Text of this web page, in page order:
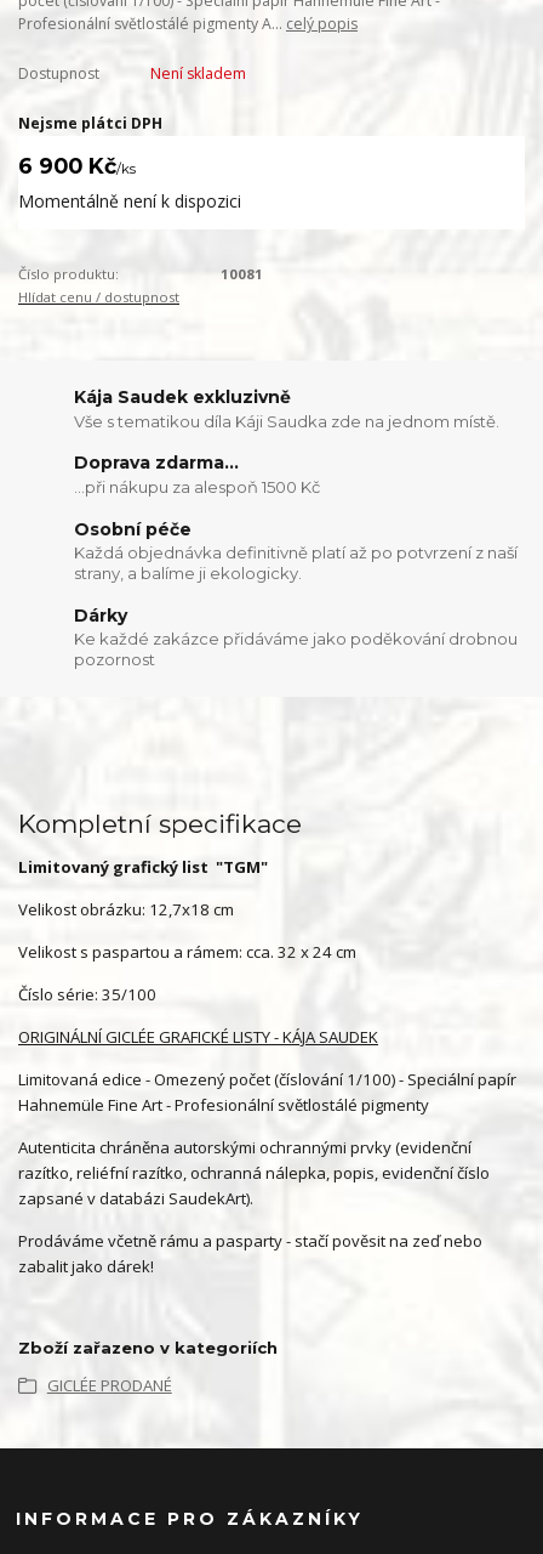
Profesionální světlostálé pigmenty A... celý popis
Dostupnost Není skladem
Nejsme plátci DPH
6 900 Kč/ks
Momentálně není k dispozici
Číslo produktu:
10081
Hlídat cenu / dostupnost
Kája Saudek exkluzivně
Vše s tematikou díla Káji Saudka zde na jednom místě.
Doprava zdarma...
...při nákupu za alespoň 1500 Kč
Osobní péče
Každá objednávka definitivně platí až po potvrzení z naší
strany, a balíme ji ekologicky.
Dárky
Ke každé zakázce přidáváme jako poděkování drobnou
pozornost
Kompletní specifikace
Limitovaný grafický list "TGM"
Velikost obrázku: 12,7x18 cm
Velikost s paspartou a rámem: cca. 32 x 24 cm
Číslo série: 35/100
ORIGINÁLNÍ GICLÉE GRAFICKÉ LISTY - KÁJA SAUDEK
Limitovaná edice - Omezený počet (číslování 1/100) - Speciální papír
Hahnemüle Fine Art - Profesionální světlostálé pigmenty
Autenticita chráněna autorskými ochrannými prvky (evidenční
razítko, reliéfní razítko, ochranná nálepka, popis, evidenční číslo
zapsané v databázi SaudekArt).
Prodáváme včetně rámu a pasparty - stačí pověsit na zeď nebo
zabalit jako dárek!
Zboží zařazeno v kategoriích
GICLÉE PRODANÉ
INFORMACE PRO ZÁKAZNÍKY